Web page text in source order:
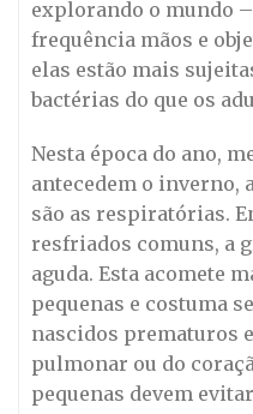
explorando o mundo
frequência mãos e
elas estão mais
bactérias do que os
Nesta época do ano,
antecedem o inverno,
são as respiratórias.
resfriados comuns, a
aguda. Esta acomete
pequenas e costuma
nascidos prematuros
pulmonar ou do
pequenas devem